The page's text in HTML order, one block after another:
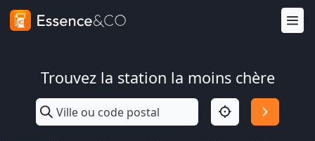
Trouvez la station la moins chère